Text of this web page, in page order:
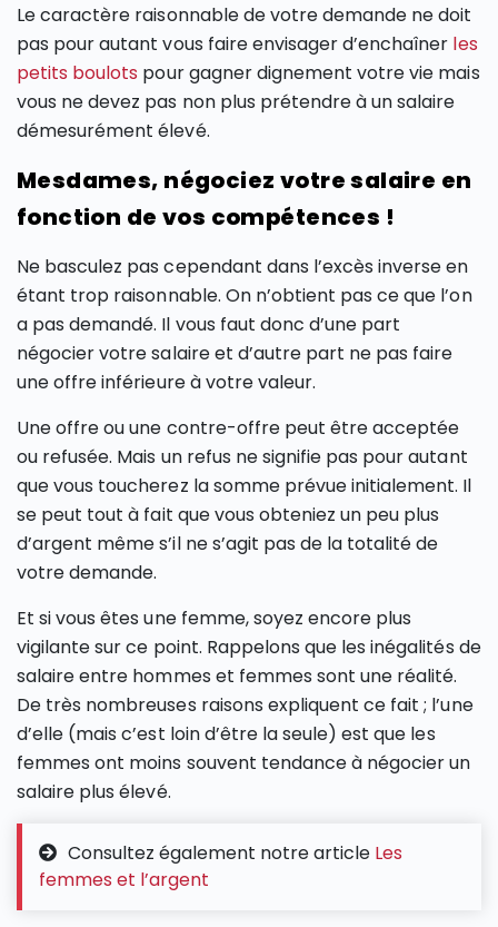
Le caractère raisonnable de votre demande ne doit
pas pour autant vous faire envisager d’enchaîner les
petits boulots pour gagner dignement votre vie mais
vous ne devez pas non plus prétendre à un salaire
démesurément élevé.
Mesdames, négociez votre salaire en
fonction de vos compétences !
Ne basculez pas cependant dans l’excès inverse en
étant trop raisonnable. On n’obtient pas ce que l’on
a pas demandé. Il vous faut donc d’une part
négocier votre salaire et d’autre part ne pas faire
une offre inférieure à votre valeur.
Une offre ou une contre-offre peut être acceptée
ou refusée. Mais un refus ne signifie pas pour autant
que vous toucherez la somme prévue initialement. Il
se peut tout à fait que vous obteniez un peu plus
d’argent même s’il ne s’agit pas de la totalité de
votre demande.
Et si vous êtes une femme, soyez encore plus
vigilante sur ce point. Rappelons que les inégalités de
salaire entre hommes et femmes sont une réalité.
De très nombreuses raisons expliquent ce fait ; l’une
d’elle (mais c’est loin d’être la seule) est que les
femmes ont moins souvent tendance à négocier un
salaire plus élevé.
Consultez également notre article Les
femmes et l’argent